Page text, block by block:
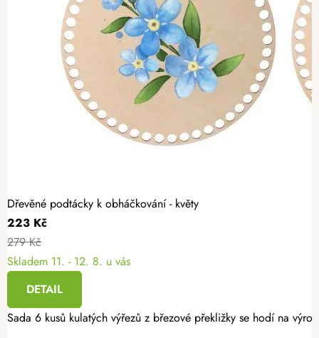
Dřevěné podtácky k obháčkování - květy
223 Kč
279 Kč
Skladem 11. - 12. 8. u vás
DETAIL
Sada 6 kusů kulatých výřezů z březové překližky se hodí na